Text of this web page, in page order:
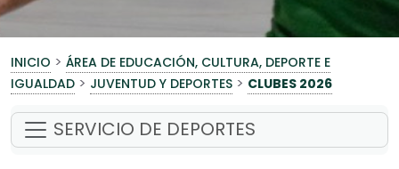
INICIO > ÁREA DE EDUCACIÓN, CULTURA, DEPORTE E
IGUALDAD > JUVENTUD Y DEPORTES > CLUBES 2026
SERVICIO DE DEPORTES